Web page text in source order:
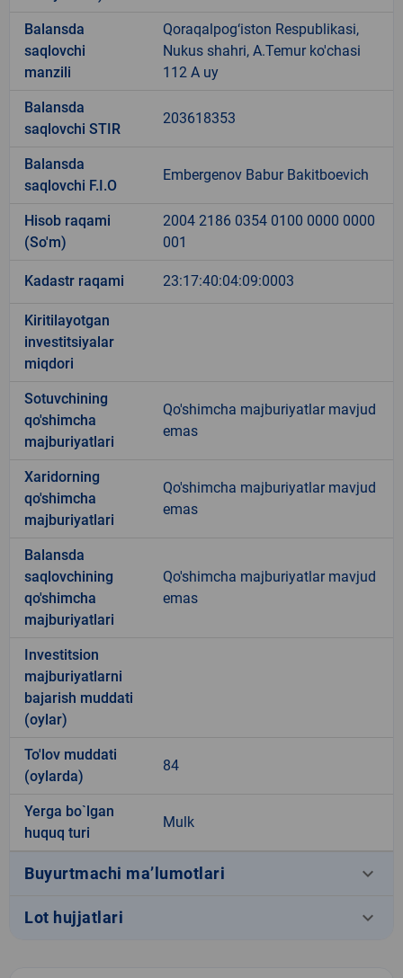
Balansda
saqlovchi
manzili
Qoraqalpog‘iston Respublikasi,
Nukus shahri, A.Temur ko'chasi
112 A uy
Balansda
saqlovchi STIR
203618353
Balansda
saqlovchi F.I.O
Embergenov Babur Bakitboevich
Hisob raqami
(So'm)
2004 2186 0354 0100 0000 0000
001
Kadastr raqami 23:17:40:04:09:0003
Kiritilayotgan
investitsiyalar
miqdori
Sotuvchining
qo'shimcha
majburiyatlari
Qo'shimcha majburiyatlar mavjud
emas
Xaridorning
qo'shimcha
majburiyatlari
Qo'shimcha majburiyatlar mavjud
emas
Balansda
saqlovchining
qo'shimcha
majburiyatlari
Qo'shimcha majburiyatlar mavjud
emas
Investitsion
majburiyatlarni
bajarish muddati
(oylar)
To'lov muddati
(oylarda)
84
Yerga bo`lgan
huquq turi
Mulk
Buyurtmachi ma’lumotlari keyboard_arrow_down
Lot hujjatlari keyboard_arrow_down